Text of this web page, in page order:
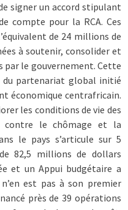
signer un accord stipulant
compte pour la RCA. Ces
de 24 millions de
à soutenir, consolider et
par le gouvernement. Cette
du partenariat global initié
économique centrafricain.
les conditions de vie des
contre le chômage et la
le pays s’articule sur 5
82,5 millions de dollars
et un Appui budgétaire a
est pas à son premier
près de 39 opérations